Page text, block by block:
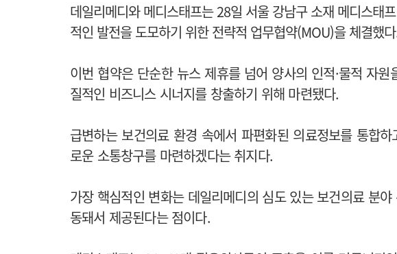
데일리메디와 메디스태프는 28일 서울 강남구 소재 메디스태
적인 발전을 도모하기 위한 전략적 업무협약(MOU)을 체결했
이번 협약은 단순한 뉴스 제휴를 넘어 양사의 인적·물적 자
질적인 비즈니스 시너지를 창출하기 위해 마련됐다.
급변하는 보건의료 환경 속에서 파편화된 의료정보를 통합
로운 소통창구를 마련하겠다는 취지다.
가장 핵심적인 변화는 데일리메디의 심도 있는 보건의료 분
동돼서 제공된다는 점이다.